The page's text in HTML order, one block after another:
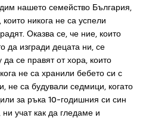
нашето семейство България,
никога не са успели
Оказва се, че ние, които
да изгради децата ни, се
се правят от хора, които
не са хранили бебето си с
не са будували седмици, когато
за ръка 10-годишния си син
учат как да гледаме и